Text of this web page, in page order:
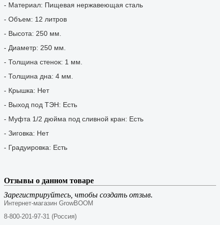
- Материал: Пищевая нержавеющая сталь
- Объем: 12 литров
- Высота: 250 мм.
- Диаметр: 250 мм.
- Толщина стенок: 1 мм.
- Толщина дна: 4 мм.
- Крышка: Нет
- Выход под ТЭН: Есть
- Муфта 1/2 дюйма под сливной кран: Есть
- Зиговка: Нет
- Градуировка: Есть
Отзывы о данном товаре
Зарегистрируйтесь, чтобы создать отзыв.
Интернет-магазин GrowBOOM
8-800-201-97-31 (Россия)